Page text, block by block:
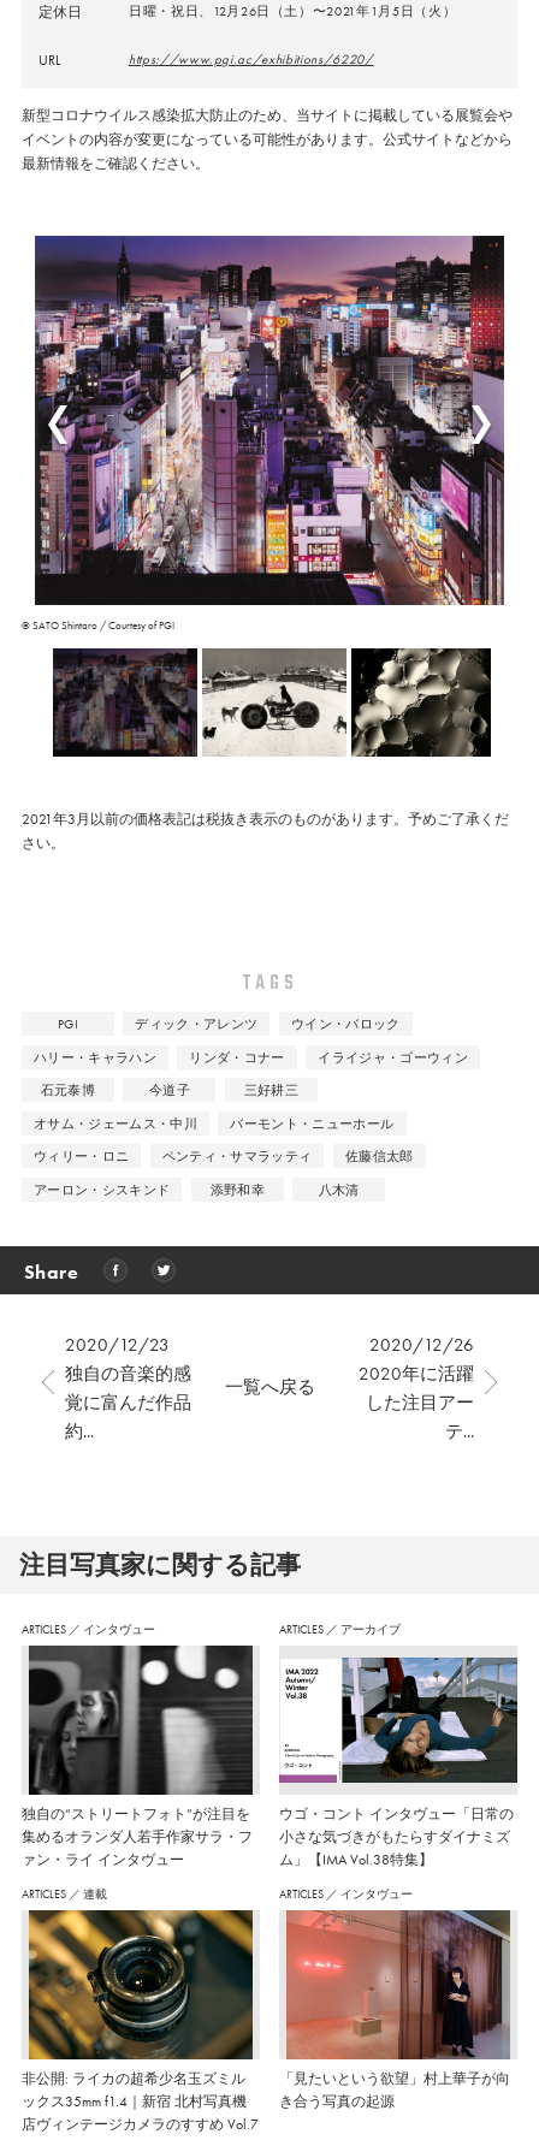
定休日 日曜・祝日、12月26日（土）〜2021年1月5日（火）
URL https://www.pgi.ac/exhibitions/6220/
新型コロナウイルス感染拡大防止のため、当サイトに掲載している展覧会や
イベントの内容が変更になっている可能性があります。公式サイトなどから
最新情報をご確認ください。
© SATO Shintaro / Courtesy of PGI
2021年3月以前の価格表記は税抜き表示のものがあります。予めご了承くだ
さい。
TAGS
PGI ディック・アレンツ
ウイン・バロック
ハリー・キャラハン
リンダ・コナー
イライジャ・ゴーウィン
石元泰博
今道子
三好耕三
オサム・ジェームス・中川
バーモント・ニューホール
ウィリー・ロニ
ペンティ・サマラッティ
佐藤信太郎
アーロン・シスキンド
添野和幸 八木清
Share
2020/12/23
独自の音楽的感
覚に富んだ作品
約...
2020/12/26
2020年に活躍
した注目アー
テ...
一覧へ戻る
注⽬写真家に関する記事
ARTICLES ／ インタヴュー
独自の“ストリートフォト”が注目を
集めるオランダ人若手作家サラ・フ
ァン・ライ インタヴュー
ARTICLES ／ アーカイブ
ウゴ・コント インタヴュー「日常の
小さな気づきがもたらすダイナミズ
ム」【IMA Vol.38特集】
ARTICLES ／ 連載
非公開: ライカの超希少名玉ズミル
ックス35mm f1.4｜新宿 北村写真機
店ヴィンテージカメラのすすめ Vol.7
ARTICLES ／ インタヴュー
「見たいという欲望」村上華子が向
き合う写真の起源